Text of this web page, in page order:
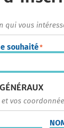
qui vous
souhaité*
vos